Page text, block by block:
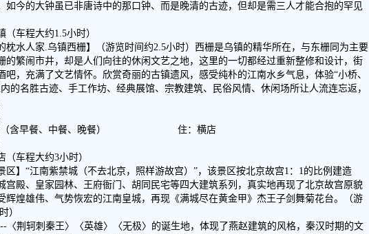
如今的大钟虽已非唐诗中的那口钟、而是晚清的古迹，但却是需三人才能合抱的罕见
车程大约1.5小时）
枕水人家.乌镇西栅】（游览时间约2.5小时）西栅是乌镇的精华所在，与东栅同为主要
的繁闹市井，却是人们向往的休闲文艺之地，这里的一切都经过重新整修和设计，街
吧，充满了文艺情怀。欣赏奇丽的古镇遗风，感受纯朴的江南水乡气息，体验“小桥、
的名胜古迹、手工作坊、经典展馆、宗教建筑、民俗风情、休闲场所让人流连忘返，
店（含早餐、中餐、晚餐） 住：横店
车程大约3小时）
区】“江南紫禁城（不去北京，照样游故宫）”，该景区按北京故宫1：1的比例建造
宫殿、皇家园林、王府衙门、胡同民宅等四大建筑系列，真实地再现了北京故宫原貌
辉煌雄伟、气势恢宏的江南皇城，再现《满城尽在黄金甲》杰王子剑舞菊花台。（游
）
〈荆轲刺秦王〉〈英雄〉〈无极〉的诞生地，体现了燕赵建筑的风格，秦汉时期的文